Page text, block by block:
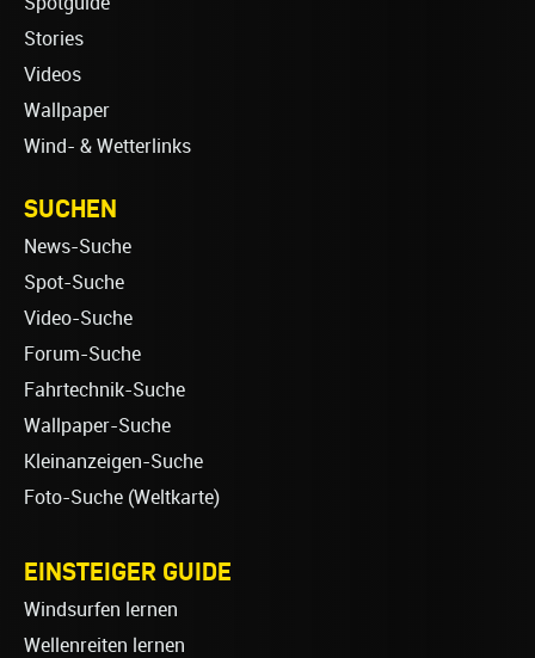
Stories
Videos
Wallpaper
Wind- & Wetterlinks
SUCHEN
News-Suche
Spot-Suche
Video-Suche
Forum-Suche
Fahrtechnik-Suche
Wallpaper-Suche
Kleinanzeigen-Suche
Foto-Suche (Weltkarte)
EINSTEIGER GUIDE
Windsurfen lernen
Wellenreiten lernen